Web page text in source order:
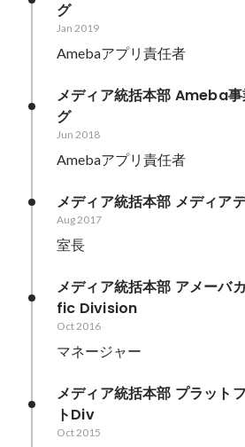
グ
Jan 2019
Amebaアプリ責任者
メディア統括本部 Ameba
グ
Jun 2018
Amebaアプリ責任者
メディア統括本部 メディア
Aug 2017
室長
メディア統括本部 アメーバ
fic Division
Oct 2016
マネージャー
メディア統括本部 プラット
トDiv
Oct 2015